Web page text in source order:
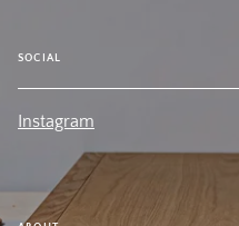
SOCIAL
Instagram